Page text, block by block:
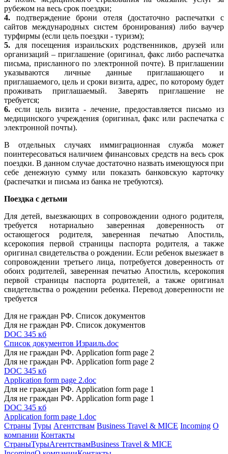
рубежом на весь срок поездки;
4. подтверждение брони отеля (достаточно распечатки с
сайтов международных систем бронирования) либо ваучер
турфирмы (если цель поездки - туризм);
5. для посещения израильских родственников, друзей или
организаций – приглашение (оригинал, факс либо распечатка
письма, присланного по электронной почте). В приглашении
указываются личные данные приглашающего и
приглашаемого, цель и сроки визита, адрес, по которому будет
проживать приглашаемый. Заверять приглашение не
требуется;
6. если цель визита - лечение, предоставляется письмо из
медицинского учреждения (оригинал, факс или распечатка с
электронной почты).
В отдельных случаях иммиграционная служба может
поинтересоваться наличием финансовых средств на весь срок
поездки. В данном случае достаточно назвать имеющуюся при
себе денежную сумму или показать банковскую карточку
(распечатки и письма из банка не требуются).
Поездка с детьми
Для детей, выезжающих в сопровождении одного родителя,
требуется нотариально заверенная доверенность от
остающегося родителя, заверенная печатью Апостиль,
ксерокопия первой страницы паспорта родителя, а также
оригинал свидетельства о рождении. Если ребенок выезжает в
сопровождении третьего лица, потребуется доверенность от
обоих родителей, заверенная печатью Апостиль, ксерокопия
первой страницы паспорта родителей, а также оригинал
свидетельства о рождении ребенка. Перевод доверенности не
требуется
Для не граждан РФ. Список документов
Для не граждан РФ. Список документов
DOC 345 кб
Список документов Израиль.doc
Для не граждан РФ. Application form page 2
Для не граждан РФ. Application form page 2
DOC 345 кб
Application form page 2.doc
Для не граждан РФ. Application form page 1
Для не граждан РФ. Application form page 1
DOC 345 кб
Application form page 1.doc
Страны Туры Агентствам Business Travel & MICE Incoming О
компании Контакты
СтраныТурыАгентствамBusiness Travel & MICE